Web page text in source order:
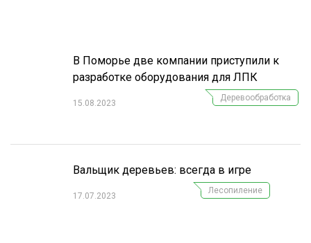
В Поморье две компании приступили к
разработке оборудования для ЛПК
15.08.2023
Деревообработка
Вальщик деревьев: всегда в игре
17.07.2023
Лесопиление